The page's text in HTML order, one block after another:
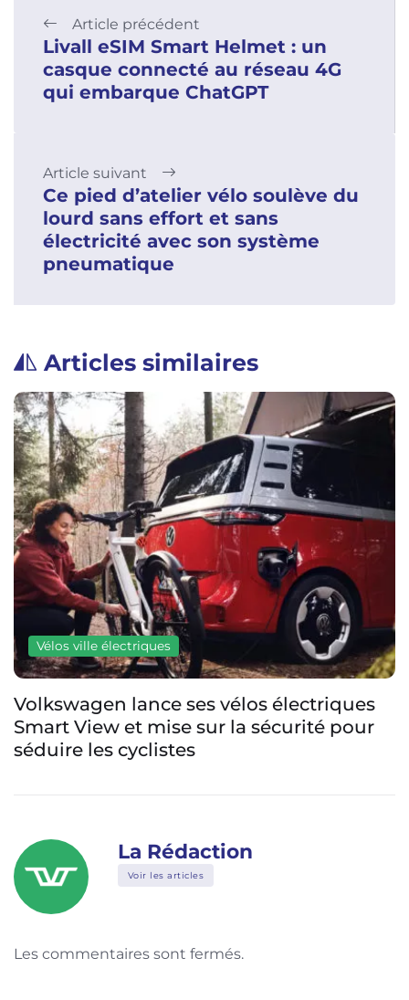
Article précédent
Livall eSIM Smart Helmet : un
casque connecté au réseau 4G
qui embarque ChatGPT
Article suivant
Ce pied d’atelier vélo soulève du
lourd sans effort et sans
électricité avec son système
pneumatique
Articles similaires
électriques
sécurité pour
Vélos ville électriques
Pi-pop Horizon : le vélo
batterie s’améliore
La Rédaction
Voir les articles
Les commentaires sont fermés.